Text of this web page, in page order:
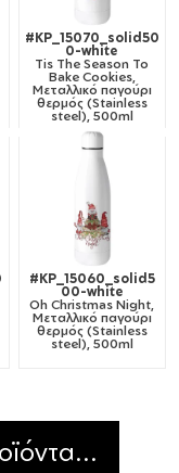
#KP_15070_solid50
0-white
Tis The Season To
Bake Cookies,
Μεταλλικό παγούρι
θερμός (Stainless
steel), 500ml
#KP_15060_solid5
00-white
Oh Christmas Night,
Μεταλλικό παγούρι
θερμός (Stainless
steel), 500ml